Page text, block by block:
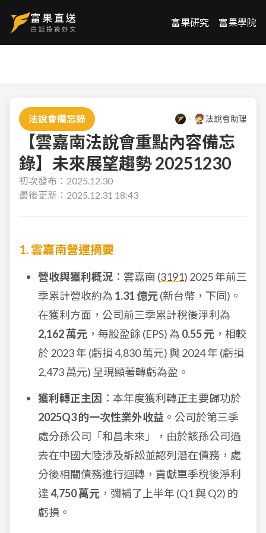
富果研究 富果學院
法說會備忘錄 法說會助理
【雲嘉南法說會重點內容備忘
錄】未來展望趨勢 20251230
初次發布： 2025.12.30
最後更新： 2025.12.31 18:43
1. 雲嘉南營運摘要
營收與獲利概況 ：雲嘉南 (3191) 2025 年前三
季累計營收約為 1.31 億元(新台幣，下同)。
在獲利方面，公司前三季累計稅後淨利為
2,162 萬元 ，每股盈餘 (EPS) 為 0.55 元 ，相較
於 2023 年 (虧損 4,830 萬元) 與 2024 年 (虧損
2,473 萬元) 呈現顯著轉虧為盈。
獲利轉正主因 ：本年度獲利轉正主要歸功於
2025Q3 的一次性業外收益 。公司於第三季
處分孫公司「和昌未來」，由於該孫公司過
去在中國大陸涉及訴訟並認列潛在債務，處
分後相關債務進行迴轉，貢獻單季稅後淨利
達4,750 萬元 ，彌補了上半年 (Q1 與 Q2) 的
虧損。